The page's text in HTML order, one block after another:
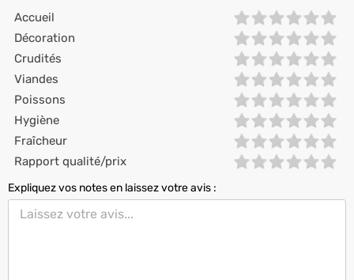
Accueil
Décoration
Crudités
Viandes
Poissons
Hygiène
Fraîcheur
Rapport qualité/prix
Expliquez vos notes en laissez votre avis :